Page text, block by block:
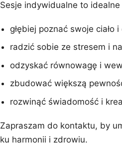
Sesje indywidualne to
głębiej poznać swoje ciało
radzić sobie ze stresem i
odzyskać równowagę i
zbudować większą
rozwinąć świadomość i
Zapraszam do kontaktu, by
ku harmonii i zdrowiu.